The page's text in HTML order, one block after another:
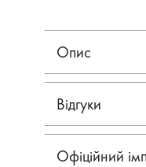
Опис
Відгуки
Офіційний